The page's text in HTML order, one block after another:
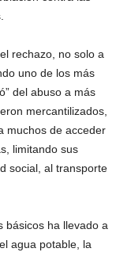
rechazo, no solo a
uno de los más
del abuso a más
mercantilizados,
muchos de acceder
limitando sus
social, al transporte
básicos ha llevado a
agua potable, la